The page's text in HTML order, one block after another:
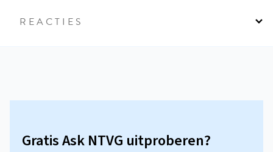
REACTIES
Gratis Ask NTVG uitproberen?